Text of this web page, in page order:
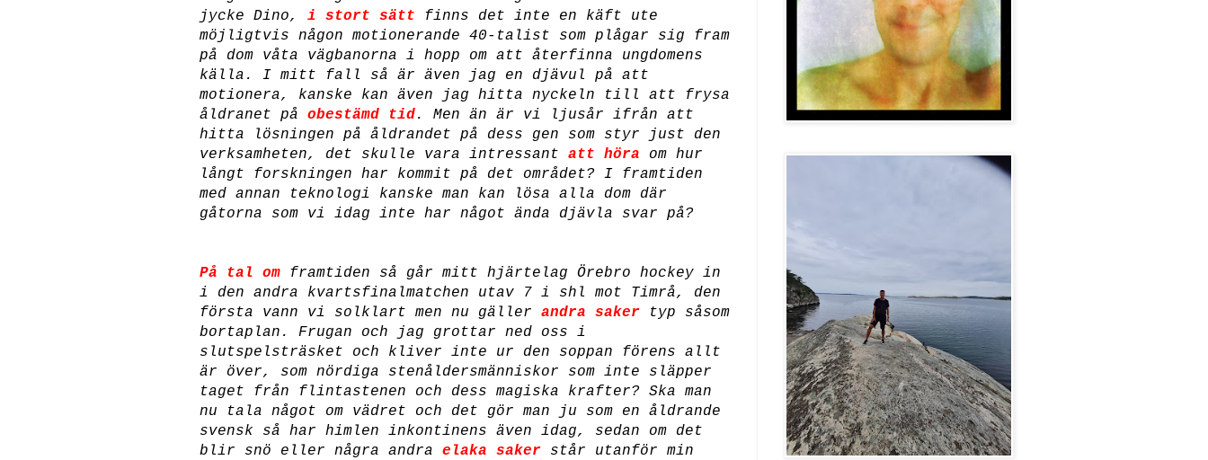
jycke Dino, i stort sätt finns det inte en käft ute
möjligtvis någon motionerande 40-talist som plågar sig fram
på dom våta vägbanorna i hopp om att återfinna ungdomens
källa. I mitt fall så är även jag en djävul på att
motionera, kanske kan även jag hitta nyckeln till att frysa
åldranet på obestämd tid. Men än är vi ljusår ifrån att
hitta lösningen på åldrandet på dess gen som styr just den
verksamheten, det skulle vara intressant att höra om hur
långt forskningen har kommit på det området? I framtiden
med annan teknologi kanske man kan lösa alla dom där
gåtorna som vi idag inte har något ända djävla svar på?
På tal om framtiden så går mitt hjärtelag Örebro hockey in
i den andra kvartsfinalmatchen utav 7 i shl mot Timrå, den
första vann vi solklart men nu gäller andra saker typ såsom
bortaplan. Frugan och jag grottar ned oss i
slutspelsträsket och kliver inte ur den soppan förens allt
är över, som nördiga stenåldersmänniskor som inte släpper
taget från flintastenen och dess magiska krafter? Ska man
nu tala något om vädret och det gör man ju som en åldrande
svensk så har himlen inkontinens även idag, sedan om det
blir snö eller några andra elaka saker står utanför min